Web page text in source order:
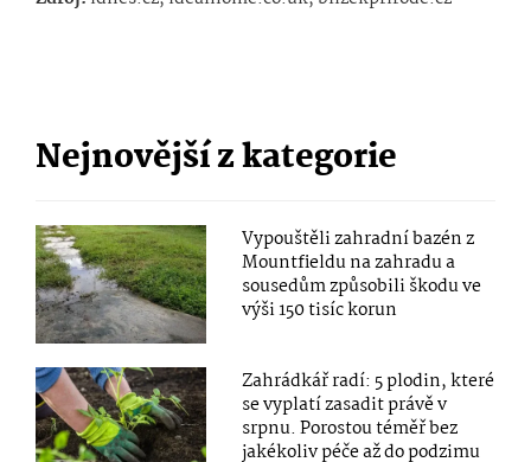
Nejnovější z kategorie
Vypouštěli zahradní bazén z
Mountfieldu na zahradu a
sousedům způsobili škodu ve
výši 150 tisíc korun
Zahrádkář radí: 5 plodin, které
se vyplatí zasadit právě v
srpnu. Porostou téměř bez
jakékoliv péče až do podzimu